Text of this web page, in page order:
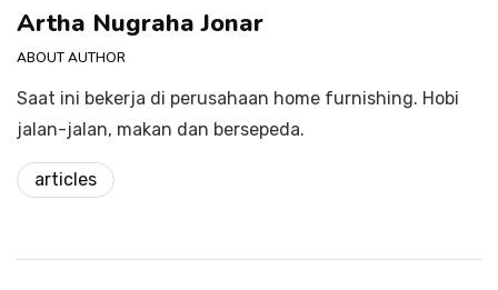
Artha Nugraha Jonar
ABOUT AUTHOR
Saat ini bekerja di perusahaan home furnishing. Hobi
jalan-jalan, makan dan bersepeda.
articles